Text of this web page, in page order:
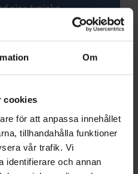
Om
cookies
för att anpassa innehållet
tillhandahålla funktioner
vår trafik. Vi
identifierare och annan
sina typiska
cykelvägar och
Neuf-Brisach, som
världsarvslista